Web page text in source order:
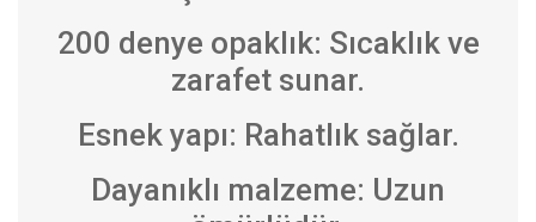
200 denye opaklık: Sıcaklık ve
zarafet sunar.
Esnek yapı: Rahatlık sağlar.
Dayanıklı malzeme: Uzun